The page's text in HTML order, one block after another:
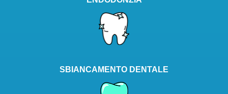
SBIANCAMENTO DENTALE